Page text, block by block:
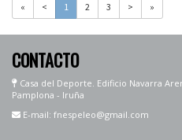
« < 1 2 3 > »
CONTACTO
Casa del Deporte. Edificio Navarra
Pamplona - Iruña
E-mail: fnespeleo@gmail.com